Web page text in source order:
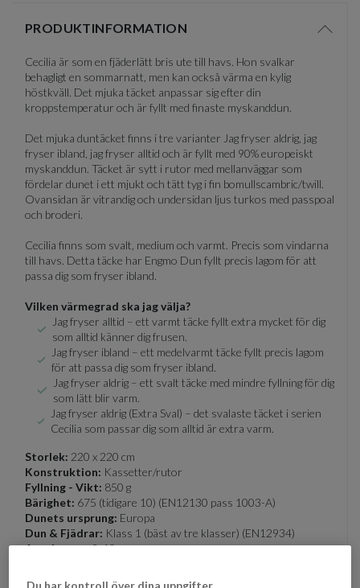
of
PRODUKTINFORMATION
Visa/
Cecilia är som en fjäderlätt bris ute till havs. Hon svalkar
behagligt en sommarnatt, men kan också värma en kylig
höstkväll. Det mjuka täcket anpassar sig efter din
kroppstemperatur och är fyllt med finaste myskanddun.
Det mjuka duntäcket finns i tre varianter Jag fryser aldrig, jag
fryser ibland, jag fryser alltid och är fyllt med 90% europeiskt
myskanddun. Täcket är sytt i rutor med mellanväggar som
fördelar dunet i ett mjukt och tätt tyg i fin bomullscambric/twill.
Ovansidan är vitrandig och undersidan ljus turkos med passpoal
och broderi.
Cecilia finns som svalt, medium och varmt. Precis som vindarna
till havs. Detta täcke har Engmo Dun fyllt precis lagom för att
passa dig som fryser ibland.
Vilken värmegrad ska jag välja?
Jag fryser alltid – ett varmt täcke fyllt extra mycket för dig
som alltid känner dig frusen.
Jag fryser ibland – ett medelvarmt täcke fyllt precis lagom
för att passa dig som fryser ibland.
Jag fryser aldrig – ett svalt täcke med mindre fyllning för dig
som lätt blir varm.
Jag fryser aldrig (Extra Sval) – det svalaste täcket i serien
Cecilia som passar dig som alltid är extra varm.
Storlek: 220 x 220 cm
Konstruktion: Kassetter/rutor
Fyllning - Vikt: 850 g
Bärighet: 675 (tidigare 10) (EN12130 pass 1003-A)
Dunets ursprung: Europa
Dun & Fjädrar: Klass 1 (bäst av tre klasser) (EN12934)
Antal rutor:9x10
TC värde:
Ränder: TC310 - Slät: TC280
Du har kontroll över dina uppgifter